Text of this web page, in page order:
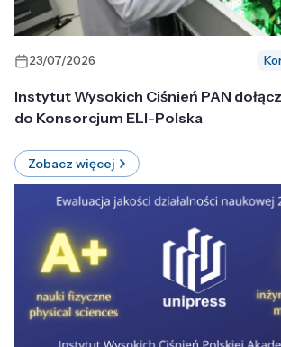
23/07/2026
Instytut Wysokich Ciśnień PAN
do Konsorcjum ELI-Polska
Zobacz więcej